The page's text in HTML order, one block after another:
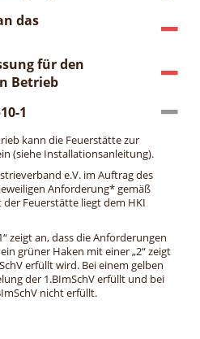
das
für den
Betrieb
1
kann die Feuerstätte zur
(siehe Installationsanleitung).
e.V. im Auftrag des
Anforderung* gemäß
der Feuerstätte liegt dem HKI
zeigt an, dass die Anforderungen
grüner Haken mit einer „2“ zeigt
erfüllt wird. Bei einem gelben
der 1.BImSchV erfüllt und bei
nicht erfüllt.